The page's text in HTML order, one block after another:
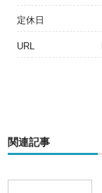
定休日
URL
関連記事